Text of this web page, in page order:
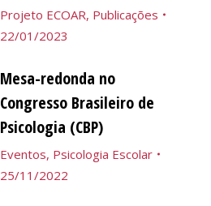
Projeto ECOAR, Publicações
22/01/2023
Mesa-redonda no
Congresso Brasileiro de
Psicologia (CBP)
Eventos, Psicologia Escolar
25/11/2022